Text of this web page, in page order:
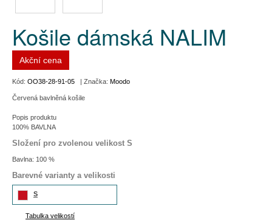
Košile dámská NALIM
Akční cena
Kód: OO38-28-91-05 | Značka: Moodo
Červená bavlněná košile
Popis produktu
100% BAVLNA
Složení pro zvolenou velikost S
Bavlna: 100 %
Barevné varianty a velikosti
S
Tabulka velikostí